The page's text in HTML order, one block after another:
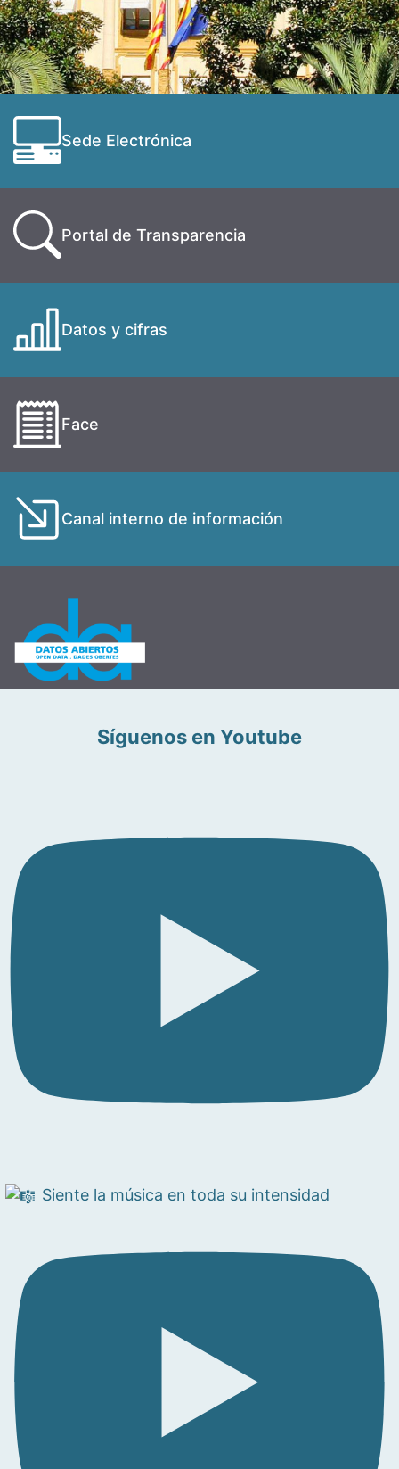
Sede Electrónica
Portal de Transparencia
Datos y cifras
Face
Canal interno de información
Síguenos en Youtube
Siente la música en toda su intensidad